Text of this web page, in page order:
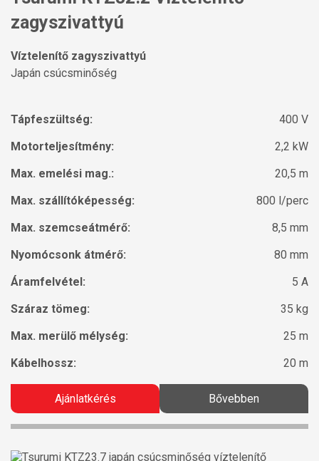
zagyszivattyú
Víztelenítő zagyszivattyú
Japán csúcsminőség
Tápfeszültség:
400 V
Motorteljesítmény:
2,2 kW
Max. emelési mag.:
20,5 m
Max. szállítóképesség:
800 l/perc
Max. szemcseátmérő:
8,5 mm
Nyomócsonk átmérő:
80 mm
Áramfelvétel:
5 A
Száraz tömeg:
35 kg
Max. merülő mélység:
25 m
Kábelhossz:
20 m
Ajánlatkérés Bővebben